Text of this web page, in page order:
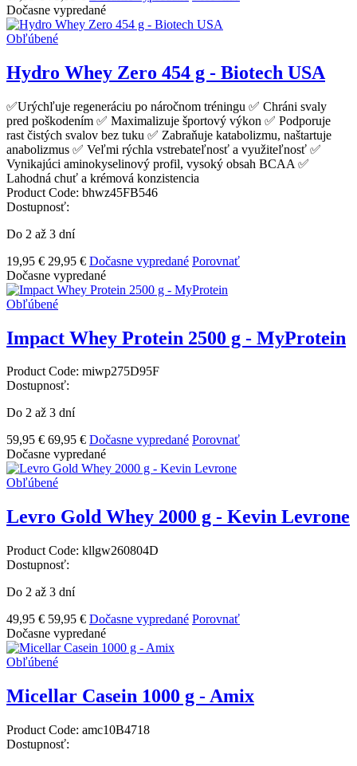
Dočasne vypredané
Obľúbené
Hydro Whey Zero 454 g - Biotech USA
✅Urýchľuje regeneráciu po náročnom tréningu ✅ Chráni svaly
pred poškodením ✅ Maximalizuje športový výkon ✅ Podporuje
rast čistých svalov bez tuku ✅ Zabraňuje katabolizmu, naštartuje
anabolizmus ✅ Veľmi rýchla vstrebateľnosť a využiteľnosť ✅
Vynikajúci aminokyselinový profil, vysoký obsah BCAA ✅
Lahodná chuť a krémová konzistencia
Product Code: bhwz45FB546
Dostupnosť:
Do 2 až 3 dní
19,95 € 29,95 € Dočasne vypredané Porovnať
Dočasne vypredané
Obľúbené
Impact Whey Protein 2500 g - MyProtein
Product Code: miwp275D95F
Dostupnosť:
Do 2 až 3 dní
59,95 € 69,95 € Dočasne vypredané Porovnať
Dočasne vypredané
Obľúbené
Levro Gold Whey 2000 g - Kevin Levrone
Product Code: kllgw260804D
Dostupnosť:
Do 2 až 3 dní
49,95 € 59,95 € Dočasne vypredané Porovnať
Dočasne vypredané
Obľúbené
Micellar Casein 1000 g - Amix
Product Code: amc10B4718
Dostupnosť: